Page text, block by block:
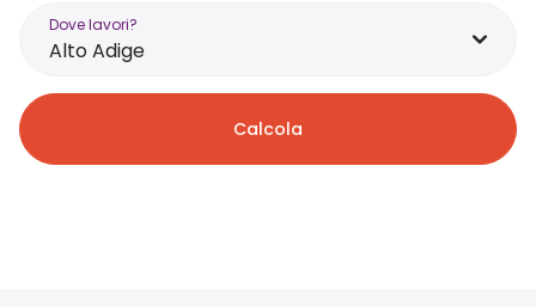
Dove lavori?
Alto Adige
Calcola